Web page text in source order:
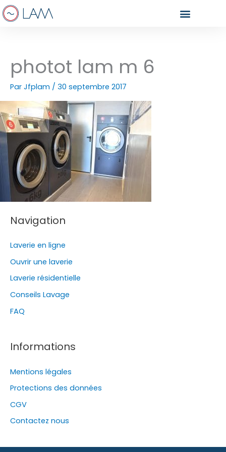
Aller
au
photot lam m 6
Par Jfplam / 30 septembre 2017
Navigation
Laverie en ligne
Ouvrir une laverie
Laverie résidentielle
Conseils Lavage
FAQ
Informations
Mentions légales
Protections des données
CGV
Contactez nous